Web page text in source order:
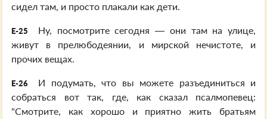
сидел там, и просто плакали как дети.
E-25
Ну, посмотрите сегодня — они там на улице,
живут в прелюбодеянии, и мирской нечистоте, и
прочих вещах.
E-26
И подумать, что вы можете разъединиться и
собраться вот так, где, как сказал псалмопевец:
"Смотрите, как хорошо и приятно жить братьям